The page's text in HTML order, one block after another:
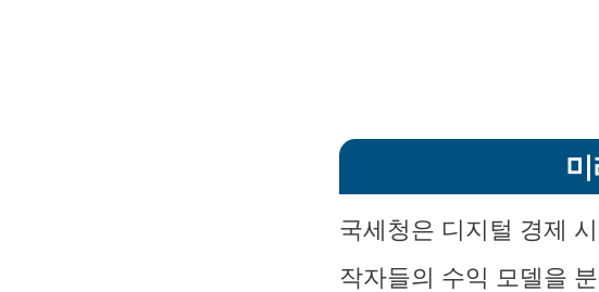
국세청은 디지털 경제
작자들의 수익 모델을